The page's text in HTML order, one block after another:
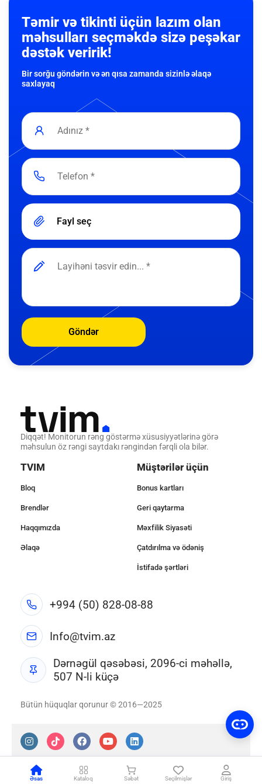
Əsas Kataloq Səbət Seçilmişlər Giriş
Təmir və tikinti üçün lazım olan
məhsulları seçməkdə sizə peşəkar
dəstək veririk!
Bir sorğu göndərin və ən qısa zamanda sizinlə əlaqə
saxlayaq
Fayl seç
Göndər
Diqqət! Monitorun rəng göstərmə xüsusiyyətlərinə görə
məhsulun öz rəngi saytdakı rəngindən fərqli ola bilər.
TVIM
Bloq
Brendlər
Haqqımızda
Əlaqə
Müştərilər üçün
Bonus kartları
Geri qaytarma
Məxfilik Siyasəti
Çatdırılma və ödəniş
İstifadə şərtləri
+994 (50) 828-08-88
Info@tvim.az
Dərnəgül qəsəbəsi, 2096-ci məhəllə,
507 N-li küçə
Bütün hüquqlar qorunur © 2016—2025